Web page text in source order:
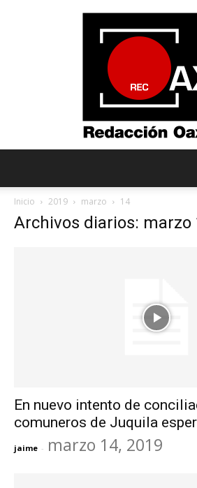
Inicio 2019 marzo 14
Archivos diarios: marzo
En nuevo intento de
comuneros de Juquila
jaime - marzo 14, 2019